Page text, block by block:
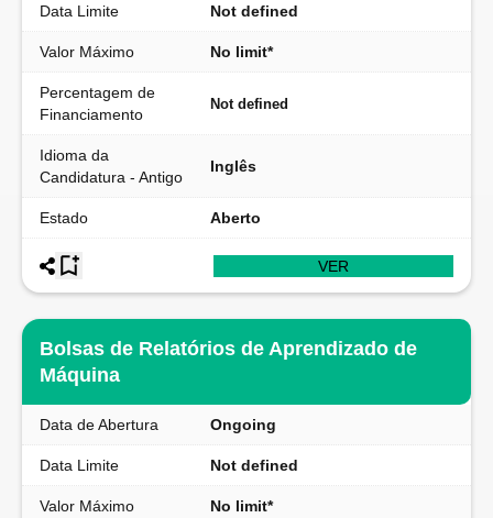
Data Limite Not defined
Valor Máximo No limit*
Percentagem de
Financiamento
Not defined
Idioma da
Candidatura - Antigo
Inglês
Estado Aberto
VER
Bolsas de Relatórios de Aprendizado de
Máquina
Data de Abertura Ongoing
Data Limite Not defined
Valor Máximo No limit*